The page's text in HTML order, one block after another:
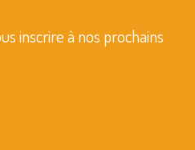
inscrire à nos prochains